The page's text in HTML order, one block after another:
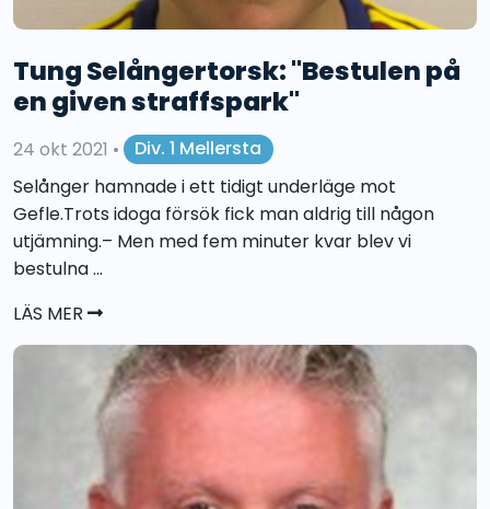
Tung Selångertorsk: "Bestulen på
en given straffspark"
24 okt 2021 •
Div. 1 Mellersta
Selånger hamnade i ett tidigt underläge mot
Gefle.Trots idoga försök fick man aldrig till någon
utjämning.– Men med fem minuter kvar blev vi
bestulna ...
LÄS MER